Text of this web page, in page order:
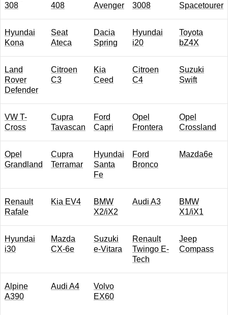
308
408
Avenger
3008
Spacetourer
Hyundai
Kona
Seat
Ateca
Dacia
Spring
Hyundai
i20
Toyota
bZ4X
Land
Rover
Defender
Citroen
C3
Kia
Ceed
Citroen
C4
Suzuki
Swift
VW T-
Cross
Cupra
Tavascan
Ford
Capri
Opel
Frontera
Opel
Crossland
Opel
Grandland
Cupra
Terramar
Hyundai
Santa
Fe
Ford
Bronco
Mazda6e
Renault
Rafale
Kia EV4
BMW
X2/iX2
Audi A3
BMW
X1/iX1
Hyundai
i30
Mazda
CX-6e
Suzuki
e-Vitara
Renault
Twingo E-
Tech
Jeep
Compass
Alpine
A390
Audi A4
Volvo
EX60